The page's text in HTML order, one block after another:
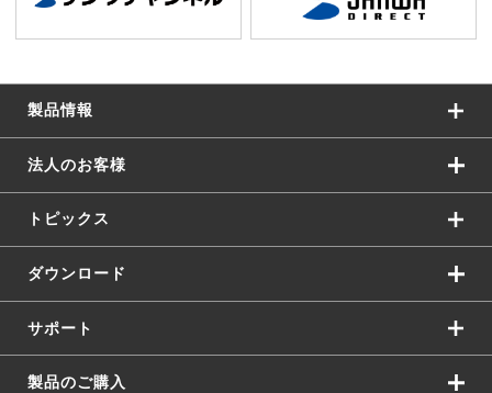
製品情報
法人のお客様
トピックス
ダウンロード
サポート
製品のご購入